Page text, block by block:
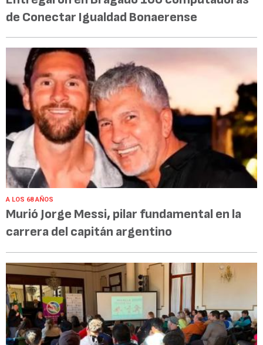
de Conectar Igualdad Bonaerense
A LOS 68 AÑOS
Murió Jorge Messi, pilar fundamental en la
carrera del capitán argentino